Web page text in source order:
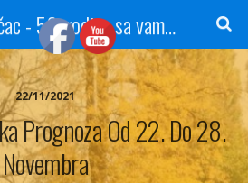
Radio Gradačac - 56 godina sa vama...
22/11/2021
Prognoza Od 22. Do 28.
Novembra